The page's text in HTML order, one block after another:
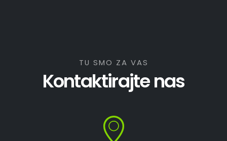
TU SMO ZA VAS
Kontaktirajte nas